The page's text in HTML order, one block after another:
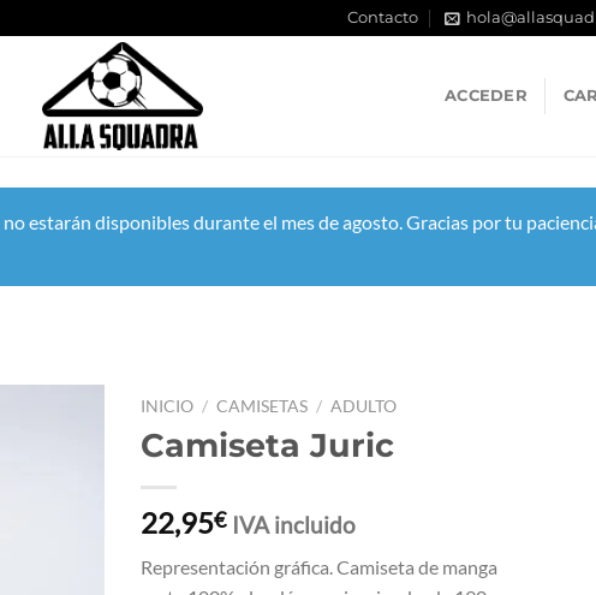
Contacto
ACCEDER
estarán disponibles durante el mes de agosto. Gracias por tu
INICIO / CAMISETAS / ADULTO
Camiseta Juric
22,95€ IVA incluido
Representación gráfica. Camiseta de manga